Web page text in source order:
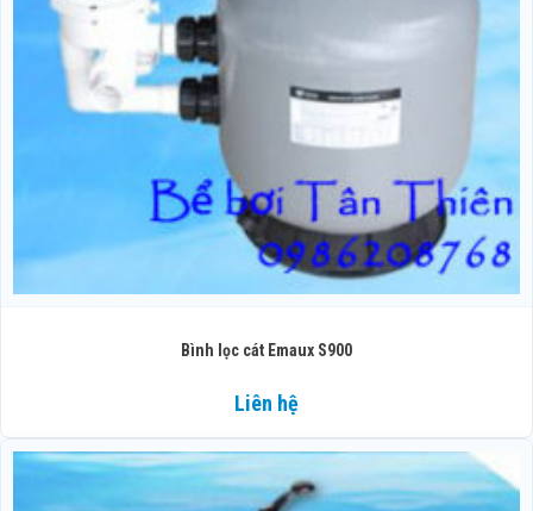
Bình lọc cát Emaux S900
Liên hệ